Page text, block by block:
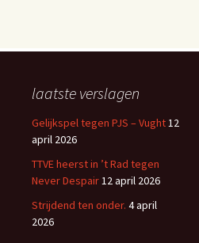
laatste verslagen
Gelijkspel tegen PJS – Vught12
april 2026
TTVE heerst in ’t Rad tegen
Never Despair12 april 2026
Strijdend ten onder. 4 april
2026